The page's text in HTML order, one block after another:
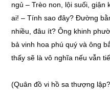
ngủ – Trèo non, lội suối, giận
ai! – Tính sao đây? Đường
nhiều, đâu ít? Ông khinh
bả vinh hoa phú quý và ông
thấy sẽ là vô nghĩa nếu vẫn
(Quân đồ vi hồ sa thượng